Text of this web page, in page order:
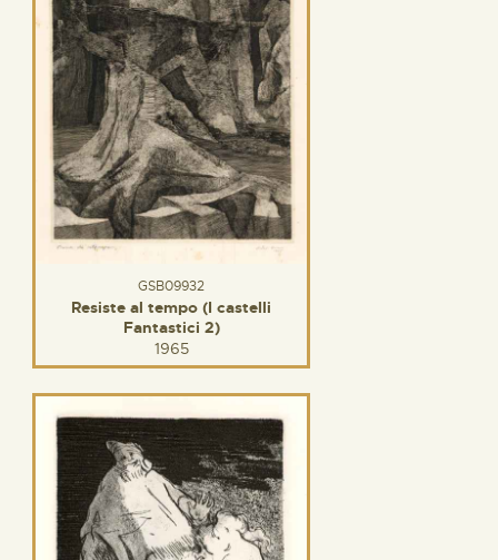
GSB09932
Resiste al tempo (I castelli
Fantastici 2)
1965